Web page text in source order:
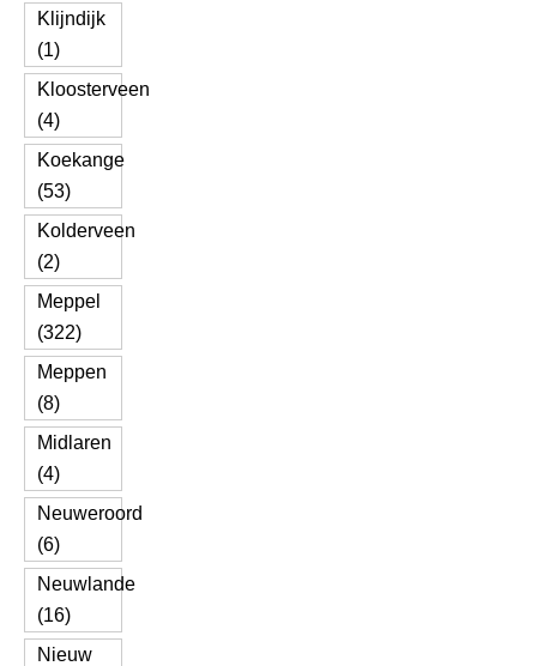
Klijndijk
(1)
Kloosterveen
(4)
Koekange
(53)
Kolderveen
(2)
Meppel
(322)
Meppen
(8)
Midlaren
(4)
Neuweroord
(6)
Neuwlande
(16)
Nieuw